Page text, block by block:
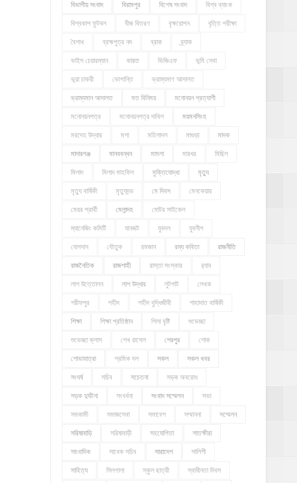
বিভাগীয় সংবাদ বিরামপুর বিশেষ সংবাদ বিশ্ব ব্যাংক
বিশ্বকাপ ফুটবল বীজ বিতরণ বৃক্ষরোপন বৃত্তি পরীক্ষা
বৈশাখ ব্রহ্মপুত্র নদ ব্রাক ব্র্যাক
ভাইস চেয়ারম্যান ভারত ভিজিএফ ভূমি সেবা
ভূয়া চাকরী ভোগান্তি ভ্রাম্যমাণ আদালত
ভ্রাম্যমান আদালত মত বিনিময় মনোনয়ন প্রত্যাশী
মনোনয়নপত্র মনোনয়নপত্র দাখিল ময়মনসিংহ
মরদেহ উদ্ধার মশা মহিলাদল মাগুড়া মাদক
মাদারগঞ্জ মানববন্ধন মামলা মারধর মিছিল
মিলাদ মিলাদ মাহফিল মুক্তিযোদ্ধা মৃত্যু
মৃত্যু বার্ষিকী মৃত্যুদন্ড মে দিবস মেনকেয়ার
মেয়র প্রার্থী মেলান্দহ মোটর সাইকেল
ম্যানেজিং কমিটি যানজট যুবদল যুবলীগ
যোগদান যৌতুক রমজান রম্য কবিতা রাজনীতি
রাজনৈতিক রাজশাহী রাস্তা সংস্কার র‍্যাব
লাশ উত্তোলন লাশ উদ্ধার লুটপাট লেখক
শরীফপুর শহীদ শহীদ বুদ্ধিজীবী শাহাদাত বার্ষিকী
শিক্ষা শিক্ষা প্রতিষ্ঠান শিলা বৃষ্টি শুভেচ্ছা
শুভেচ্ছা ক্লাস শেখ রাসেল শেরপুর শোক
শোভাযাত্রা শ্রমিক দল সকল সকল খবর
সংঘর্ষ সচিব সচেতনা সড়ক অবরোধ
সড়ক দুর্ঘটনা সংবর্ধনা সংবাদ সম্মেলন সভা
সমকামী সমাজসেবা সমাবেশ সম্মাননা সম্মেলন
সরিষাবাড়ি সরিষাবাড়ী সহযোগিতা সাতক্ষীরা
সাংবাদিক সাবেক সচিব সারাদেশ সালিশী
সাহিত্য সিলগালা স্কুল ছাত্রী স্বাধীনতা দিবস